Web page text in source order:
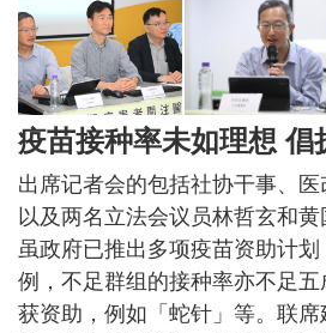
疫苗接种率未如理想 倡
出席记者会的包括社协干事、医
以及两名立法会议员林哲玄和黄
虽政府已推出多项疫苗资助计
例，不足群组的接种率亦不足
获资助，例如「蛇针」等。联